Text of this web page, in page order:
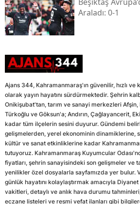
Araladı: 0-1
Ajans 344, Kahramanmaraş'ın güvenilir, hızlı ve
olarak yayın hayatını sürdürmektedir. Şehrin
Onikişubat'tan, tarım ve sanayi merkezleri Afşin,
Türkoğlu ve Göksun'a; Andırın, Çağlayancerit,
kadar tüm ilçelerin sesini duyurur. Gündemi
gelişmelerden, yerel ekonominin dinamiklerine,
kültür ve sanat etkinliklerine kadar
tutuyoruz. Kahramanmaraş Kuyumcular
fiyatları, şehrin sanayisindeki son gelişmeler ve
yenilikler özel dosyalarla sayfamızda yer bulur.
günlük hayatını kolaylaştırmak amacıyla
vakitleri, detaylı ve anlık hava durumu
eczane listeleri ve resmi vefat ilanları gibi